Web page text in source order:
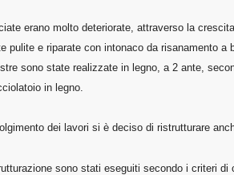
erano molto deteriorate, attraverso la
pulite e riparate con intonaco da risanamento
sono state realizzate in legno, a 2 ante,
in legno.
dei lavori si è deciso di ristrutturare
sono stati eseguiti secondo i criteri di